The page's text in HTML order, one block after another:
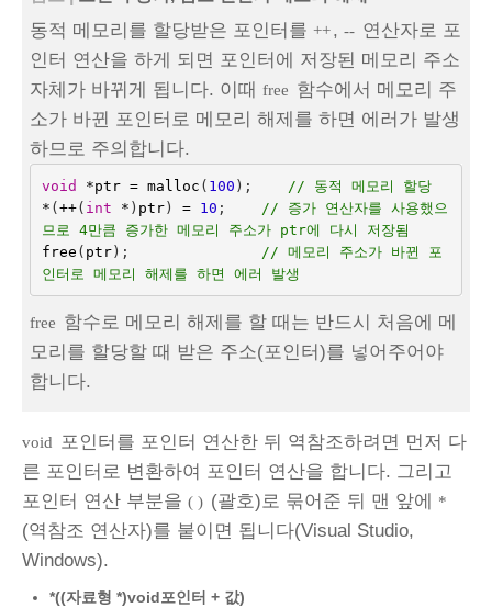
동적 메모리를 할당받은 포인터를 ++, -- 연산자로 포
인터 연산을 하게 되면 포인터에 저장된 메모리 주소
자체가 바뀌게 됩니다. 이때 free 함수에서 메모리 주
소가 바뀐 포인터로 메모리 해제를 하면 에러가 발생
하므로 주의합니다.
void *ptr = malloc ( 100 );
// 동적 메모리 할당
* ( ++( int * ) ptr) = 10 ;
// 증가 연산자를 사용했으
므로 4만큼 증가한 메모리 주소가 ptr에 다시 저장됨
free ( ptr);
// 메모리 주소가 바뀐 포
인터로 메모리 해제를 하면 에러 발생
free 함수로 메모리 해제를 할 때는 반드시 처음에 메
모리를 할당할 때 받은 주소(포인터)를 넣어주어야
합니다.
void 포인터를 포인터 연산한 뒤 역참조하려면 먼저 다
른 포인터로 변환하여 포인터 연산을 합니다. 그리고
포인터 연산 부분을 ( ) (괄호)로 묶어준 뒤 맨 앞에 *
(역참조 연산자)를 붙이면 됩니다(Visual Studio,
Windows).
*((자료형 *)void포인터 + 값)